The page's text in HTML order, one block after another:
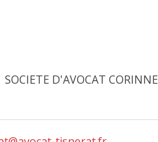
D'AVOCAT CORINNE